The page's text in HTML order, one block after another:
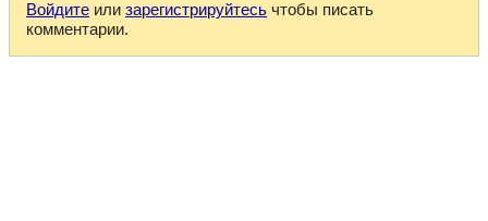
Войдите или зарегистрируйтесь чтобы писать
комментарии.